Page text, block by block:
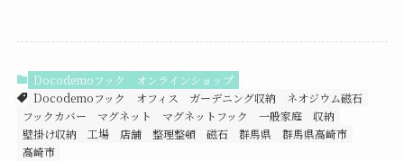
Docodemoフック
オンラインショップ
Docodemoフック
オフィス ガーデニング収納
ネオジウム磁石
フックカバー
マグネット マグネットフック 一般家庭
収納
壁掛け収納
工場 店舗 整理整頓 磁石 群馬県
群馬県高崎市
高崎市